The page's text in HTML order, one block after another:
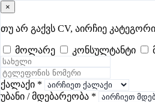
samushao
შესვლა
ყველა - 632 Remote Worldwide - 293
მშენებლობის
×
თუ არ გაქვს CV, აირჩიე
მოლარე კონსულტანტი
ქალაქი *
უბანი / მდებარეობა *